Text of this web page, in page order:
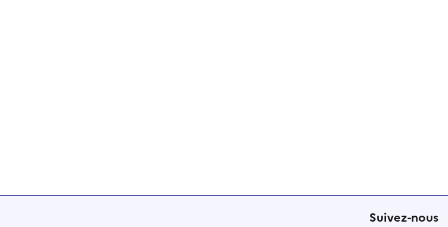
Suivez-nous